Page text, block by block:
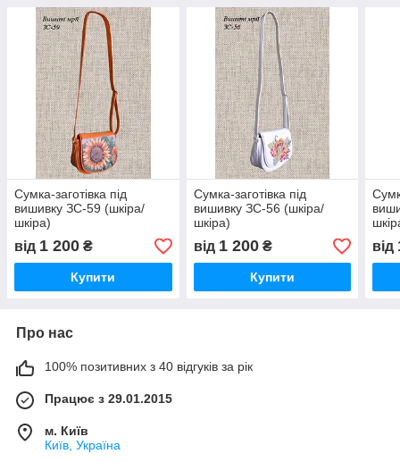
Сумка-заготівка під
вишивку ЗС-59 (шкіра/
шкіра)
від 1 200 ₴
Купити
Сумка-заготівка під
вишивку ЗС-56 (шкіра/
шкіра)
від 1 200₴
Купити
від
Про нас
100% позитивних з 40 відгуків за рік
Працює з 29.01.2015
м. Київ
Київ, Україна